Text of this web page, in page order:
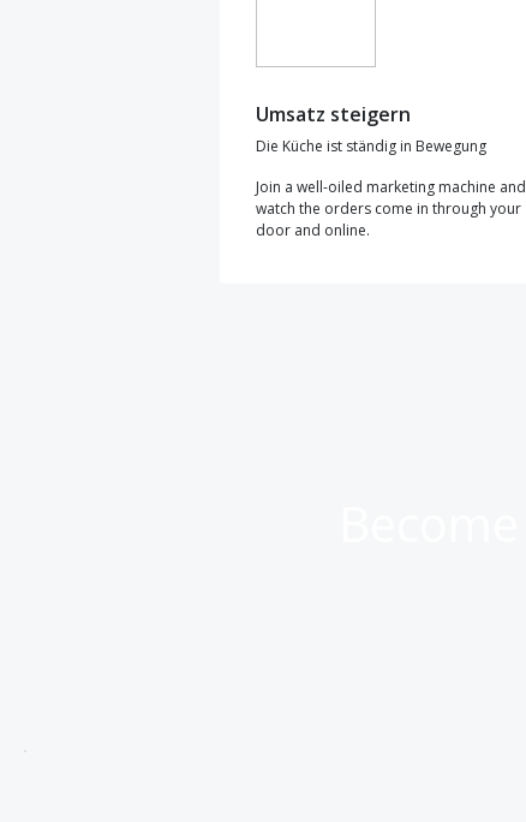
Umsatz steigern
Die Küche ist ständig in Bewegung
Join a well-oiled marketing machine and
watch the orders come in through your
door and online.